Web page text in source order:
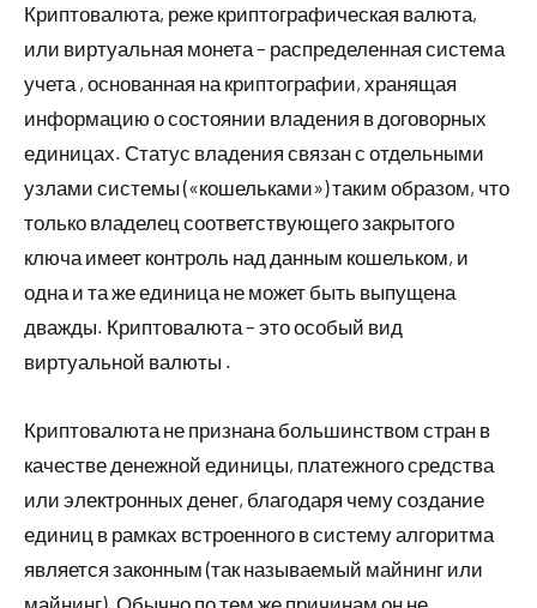
Криптовалюта, реже криптографическая валюта,
или виртуальная монета – распределенная система
учета , основанная на криптографии, хранящая
информацию о состоянии владения в договорных
единицах. Статус владения связан с отдельными
узлами системы («кошельками») таким образом, что
только владелец соответствующего закрытого
ключа имеет контроль над данным кошельком, и
одна и та же единица не может быть выпущена
дважды. Криптовалюта – это особый вид
виртуальной валюты .
Криптовалюта не признана большинством стран в
качестве денежной единицы, платежного средства
или электронных денег, благодаря чему создание
единиц в рамках встроенного в систему алгоритма
является законным (так называемый майнинг или
майнинг). Обычно по тем же причинам он не